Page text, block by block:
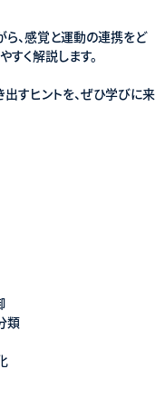
、感覚と運動の連携をど
すく解説します。
すヒントを、ぜひ学びに来
類